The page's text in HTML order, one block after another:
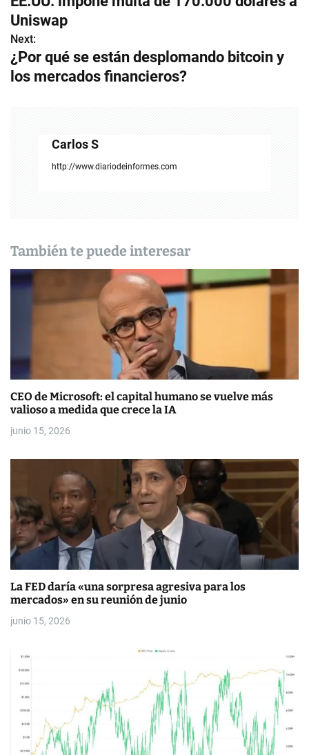
a
v
e
d
e
t
r
a
d
a
Uniswap
Next:
¿Por qué se están desplomando bitcoin y
los mercados financieros?
Carlos S
http://www.diariodeinformes.com
También te puede interesar
CEO de Microsoft: el capital humano se vuelve más
valioso a medida que crece la IA
junio 15, 2026
La FED daría «una sorpresa agresiva para los
mercados» en su reunión de junio
junio 15, 2026